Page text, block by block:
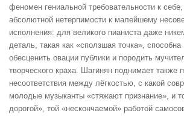
феномен гениальной требовательности к
абсолютной нетерпимости к малейшему
исполнения: для великого пианиста даже
деталь, такая как «сползшая точка»,
обесценить овации публики и породить
творческого краха. Шагинян поднимает также
несоответствия между лёгкостью, с какой
молодые музыканты «стяжают признание», и
дорогой», той «нескончаемой» работой